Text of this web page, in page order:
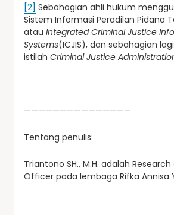
[2] Sebahagian ahli hukum
Sistem Informasi Peradilan Pidana
atau Integrated Criminal Justice
Systems(ICJIS), dan sebahagian
istilah Criminal Justice
———————————————
Tentang penulis:
Triantono SH., M.H. adalah
Officer pada lembaga Rifka Annisa